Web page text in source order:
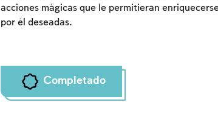
acciones mágicas que le permitieran
por él deseadas.
Completado